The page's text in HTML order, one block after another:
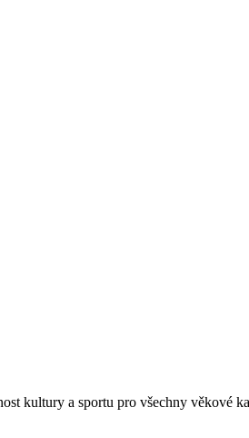
kultury a sportu pro všechny věkové